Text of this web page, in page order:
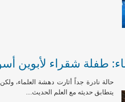
طفلة شقراء لأبوين
حالة نادرة جداً أثارت دهشة العلماء،
يتطابق حديثه مع العلم الحديث....